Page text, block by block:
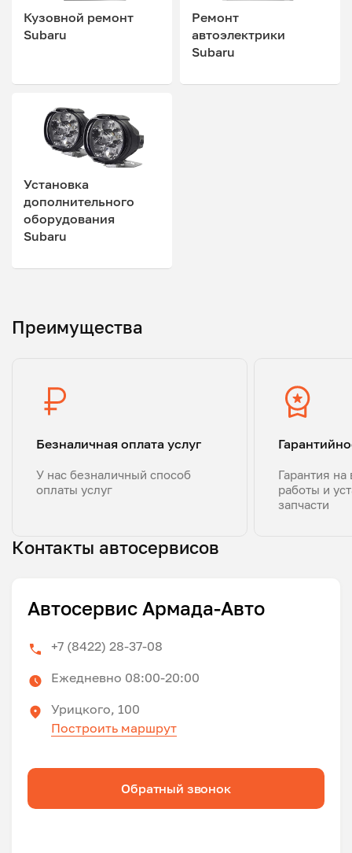
Кузовной ремонт
Subaru
Ремонт
автоэлектрики
Subaru
Установка
дополнительного
оборудования
Subaru
Преимущества
Безналичная оплата услуг
У нас безналичный способ
оплаты услуг
Гарантия
работы и
запчасти
Контакты автосервисов
Автосервис Армада-Авто
+7 (8422) 28-37-08
Ежедневно 08:00-20:00
Урицкого, 100
Построить маршрут
Обратный звонок